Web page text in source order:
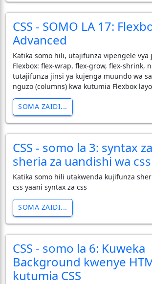
CSS - SOMO LA 17:
Advanced
Katika somo hili, utajifunza vipengele vya
Flexbox: flex-wrap, flex-grow, flex-shrink,
tutajifunza jinsi ya kujenga muundo wa
nguzo (columns) kwa kutumia Flexbox
SOMA ZAIDI...
CSS - somo la 3: syntax
sheria za uandishi wa css
Katika somo hili utakwenda kujifunza
css yaani syntax za css
SOMA ZAIDI...
CSS - somo la 6: Kuweka
Background kwenye
kutumia CSS